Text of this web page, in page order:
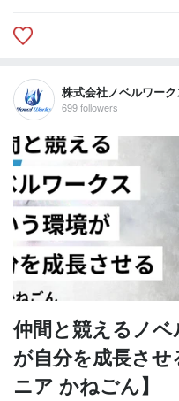
株式会社ノベルワーク
699 followers
仲間と競えるノ
が自分を成長さ
ニア かねごん】